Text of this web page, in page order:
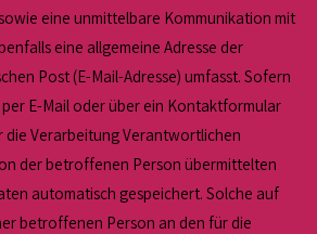
eine unmittelbare Kommunikation mit
eine allgemeine Adresse der
Post (E-Mail-Adresse) umfasst. Sofern
E-Mail oder über ein Kontaktformular
die Verarbeitung Verantwortlichen
der betroffenen Person übermittelten
automatisch gespeichert. Solche auf
betroffenen Person an den für die